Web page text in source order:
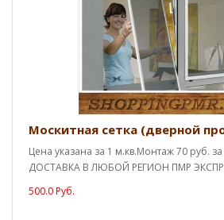
Москитная сетка (дверной
Цена указана за 1 м.кв.Монтаж 70 руб.
ДОСТАВКА В ЛЮБОЙ РЕГИОН ПМР
500.0 Руб.